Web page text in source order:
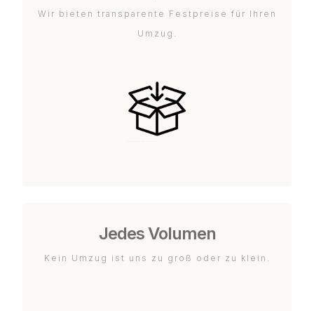
Wir bieten transparente Festpreise für Ihren
Umzug.
Jedes Volumen
Kein Umzug ist uns zu groß oder zu klein.